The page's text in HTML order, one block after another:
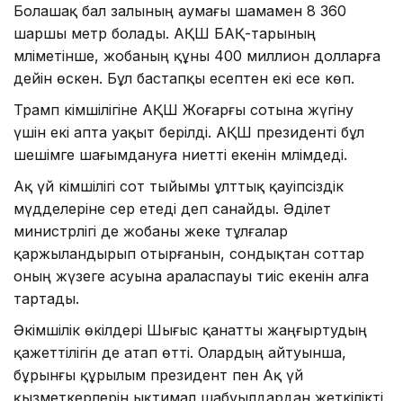
Болашақ бал залының аумағы шамамен 8 360
шаршы метр болады. АҚШ БАҚ-тарының
мәліметінше, жобаның құны 400 миллион долларға
дейін өскен. Бұл бастапқы есептен екі есе көп.
Трамп әкімшілігіне АҚШ Жоғарғы сотына жүгіну
үшін екі апта уақыт берілді. АҚШ президенті бұл
шешімге шағымдануға ниетті екенін мәлімдеді.
Ақ үй әкімшілігі сот тыйымы ұлттық қауіпсіздік
мүдделеріне әсер етеді деп санайды. Әділет
министрлігі де жобаны жеке тұлғалар
қаржыландырып отырғанын, сондықтан соттар
оның жүзеге асуына араласпауы тиіс екенін алға
тартады.
Әкімшілік өкілдері Шығыс қанатты жаңғыртудың
қажеттілігін де атап өтті. Олардың айтуынша,
бұрынғы құрылым президент пен Ақ үй
қызметкерлерін ықтимал шабуылдардан жеткілікті